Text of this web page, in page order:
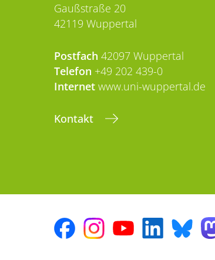
Gaußstraße 20
42119 Wuppertal
Postfach 42097 Wuppertal
Telefon +49 202 439-0
Internet www.uni-wuppertal.de
Kontakt